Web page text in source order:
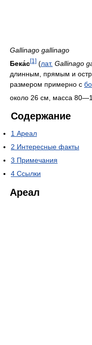
Gallinago gallinago
Бека́с[1] (лат. Gallinago
длинным, прямым и
размером примерно с
около 26 см, масса
Содержание
1 Ареал
2 Интересные факты
3 Примечания
4 Ссылки
Ареал